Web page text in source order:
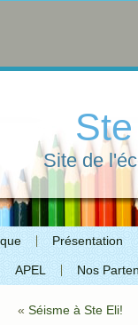
Site de
Présentation
APEL Nos
« Séisme à Ste Eli!